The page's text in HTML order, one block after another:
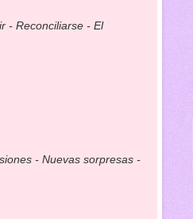
- Reconciliarse - El
- Nuevas sorpresas -